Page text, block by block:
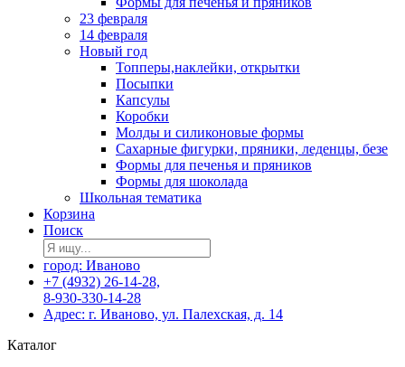
23 февраля
14 февраля
Новый год
Топперы,наклейки, открытки
Посыпки
Капсулы
Коробки
Молды и силиконовые формы
Сахарные фигурки, пряники, леденцы, безе
Формы для печенья и пряников
Формы для шоколада
Школьная тематика
Корзина
Поиск
город: Иваново
+7 (4932) 26-14-28,
8-930-330-14-28
Адрес: г. Иваново, ул. Палехская, д. 14
Каталог